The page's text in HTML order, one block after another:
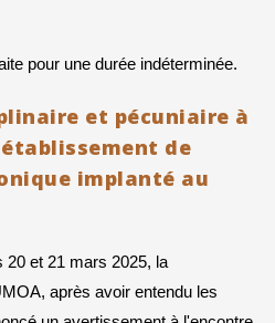
pour une durée indéterminée.
et pécuniaire à
établissement de
implanté au
20 et 21 mars 2025, la
après avoir entendu les